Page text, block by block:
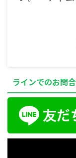
ラインでのお問